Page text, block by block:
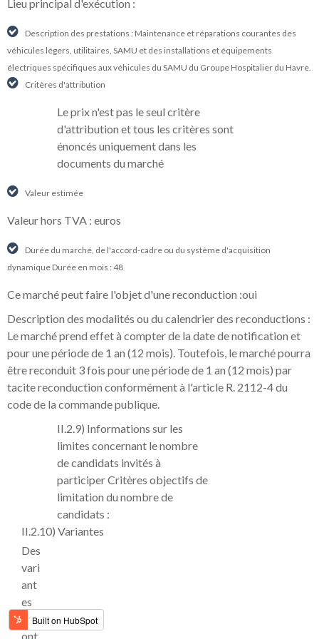
Lieu principal d'exécution :
Description des prestations : Maintenance et réparations courantes des
véhicules légers, utilitaires, SAMU et des installations et équipements
électriques spécifiques aux véhicules du SAMU du Groupe Hospitalier du Havre.
Critères d'attribution
Le prix n'est pas le seul critère
d'attribution et tous les critères sont
énoncés uniquement dans les
documents du marché
Valeur estimée
Valeur hors TVA : euros
Durée du marché, de l'accord-cadre ou du système d'acquisition
dynamique Durée en mois : 48
Ce marché peut faire l'objet d'une reconduction :oui
Description des modalités ou du calendrier des reconductions :
Le marché prend effet à compter de la date de notification et
pour une période de 1 an (12 mois). Toutefois, le marché pourra
être reconduit 3 fois pour une période de 1 an (12 mois) par
tacite reconduction conformément à l'article R. 2112-4 du
code de la commande publique.
II.2.9) Informations sur les
limites concernant le nombre
de candidats invités à
participer Critères objectifs de
limitation du nombre de
candidats :
II.2.10) Variantes
Des
vari
ant
es
ser
ont